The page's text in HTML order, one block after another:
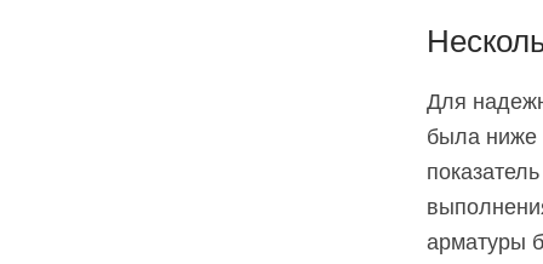
Для
была ниже
арматуры